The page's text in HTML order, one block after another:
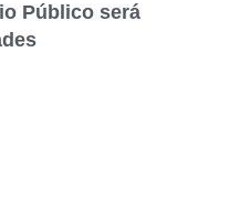
Público será